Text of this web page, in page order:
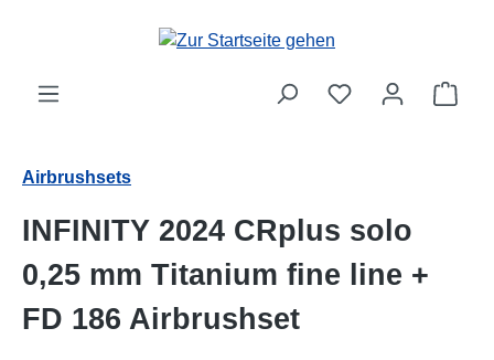
Zum Hauptinhalt springen
Airbrushsets
INFINITY 2024 CRplus solo
0,25 mm Titanium fine line +
FD 186 Airbrushset